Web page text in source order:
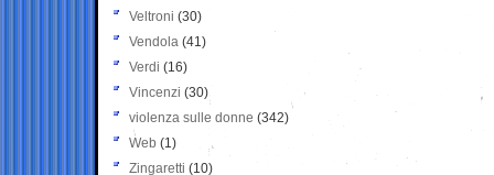
Veltroni (30)
Vendola (41)
Verdi (16)
Vincenzi (30)
violenza sulle donne (342)
Web (1)
Zingaretti (10)